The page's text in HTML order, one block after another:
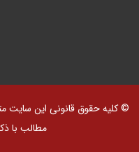
© کلیه حقوق قانونی این سایت
مطالب با